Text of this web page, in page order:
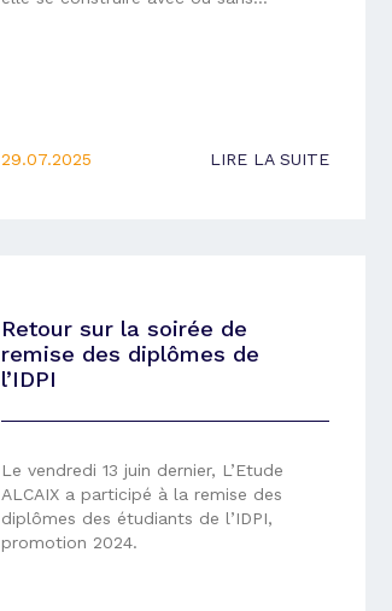
29.07.2025 LIRE LA SUITE
Retour sur la soirée de
remise des diplômes de
l’IDPI
Le vendredi 13 juin dernier, L’Etude
ALCAIX a participé à la remise des
diplômes des étudiants de l’IDPI,
promotion 2024.